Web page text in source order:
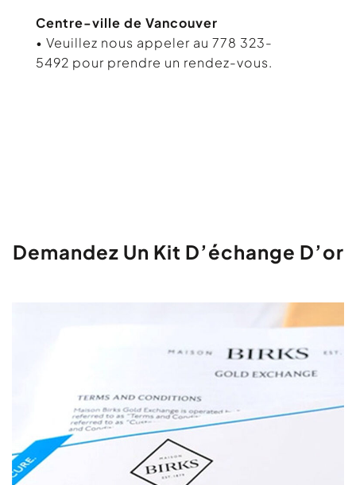
Centre-ville de Vancouver
• Veuillez nous appeler au 778 323-
5492 pour prendre un rendez-vous.
Demandez Un Kit D’échange D’or